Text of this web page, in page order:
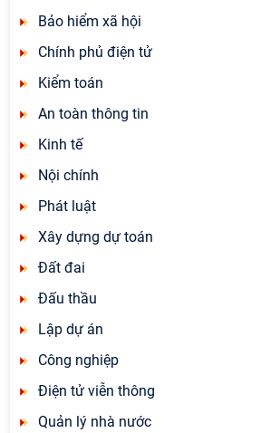
Bảo hiểm xã hội
Chính phủ điện tử
Kiểm toán
An toàn thông tin
Kinh tế
Nội chính
Phát luật
Xây dựng dự toán
Đất đai
Đấu thầu
Lập dự án
Công nghiệp
Điện tử viễn thông
Quản lý nhà nước